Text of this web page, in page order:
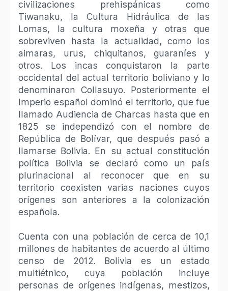
civilizaciones prehispánicas como
Tiwanaku, la Cultura Hidráulica de las
Lomas, la cultura moxeña y otras que
sobreviven hasta la actualidad, como los
aimaras, urus, chiquitanos, guaraníes y
otros. Los incas conquistaron la parte
occidental del actual territorio boliviano y lo
denominaron Collasuyo. Posteriormente el
Imperio español dominó el territorio, que fue
llamado Audiencia de Charcas hasta que en
1825 se independizó con el nombre de
República de Bolívar, que después pasó a
llamarse Bolivia. En su actual constitución
política Bolivia se declaró como un país
plurinacional al reconocer que en su
territorio coexisten varias naciones cuyos
orígenes son anteriores a la colonización
española.
Cuenta con una población de cerca de 10,1
millones de habitantes de acuerdo al último
censo de 2012.​ Bolivia es un estado
multiétnico, cuya población incluye
personas de orígenes indígenas, mestizos,